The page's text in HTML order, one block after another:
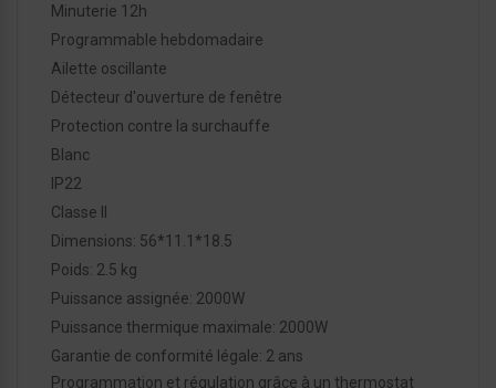
Minuterie 12h
Programmable hebdomadaire
Ailette oscillante
Détecteur d'ouverture de fenêtre
Protection contre la surchauffe
Blanc
IP22
Classe II
Dimensions: 56*11.1*18.5
Poids: 2.5 kg
Puissance assignée: 2000W
Puissance thermique maximale: 2000W
Garantie de conformité légale: 2 ans
Programmation et régulation grâce à un thermostat